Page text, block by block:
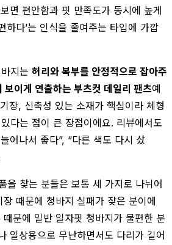
면 편안함과 핏 만족도가 동시에 높게
하다’는 인식을 줄여주는 타입에 가깝
지는 허리와 복부를 안정적으로 잡아주
보이게 연출하는 부츠컷 데일리 팬츠예
장, 신축성 있는 소재가 핵심이라 체형
다는 점이 큰 장점이에요. 리뷰에서도
어나서 좋다”, “다른 색도 다시 샀
을 찾는 분들은 보통 세 가지로 나뉘어
때문에 청바지 실패가 잦은 분이에
문에 일반 일자핏 청바지가 불편한 분
일상용으로 무난하면서도 다리가 길어